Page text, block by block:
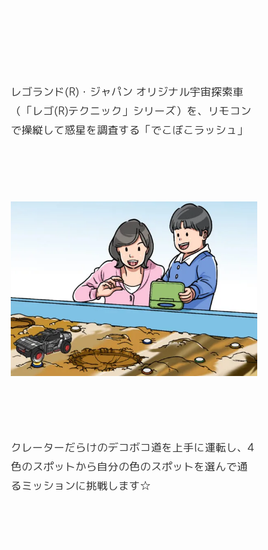
レゴランド(R)・ジャパン オリジナル宇宙探索車
（「レゴ(R)テクニック」シリーズ）を、リモコン
で操縦して惑星を調査する「でこぼこラッシュ」
クレーターだらけのデコボコ道を上手に運転し、4
色のスポットから自分の色のスポットを選んで通
るミッションに挑戦します☆